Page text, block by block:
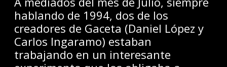
hablando de 1994, dos de los
creadores de Gaceta (Daniel López y
Carlos Ingaramo) estaban
trabajando en un interesante